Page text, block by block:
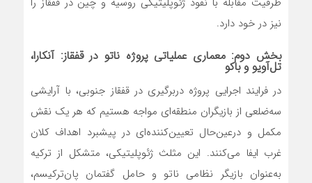
نیز در خود دارد.
بخش دوم: معماری عملیاتی پروژه ناتو در قفقاز: آنکارا،
تل‌آویو و باکو
در فرایند اجرایی پروژه دربرگیری در قفقاز جنوبی، با آرایشی
سه‌ضلعی از بازیگران منطقه‌ای مواجه هستیم که هر یک نقش
مکمل و درعین‌حال تعیین‌کننده‌ای در پیشبرد اهداف کلان
غرب ایفا می‌کنند. این مثلث ژئوپلیتیکی، متشکل از ترکیه
به‌عنوان بازیگر نظامی ناتو و حامل گفتمان پان‌ترکیسم،